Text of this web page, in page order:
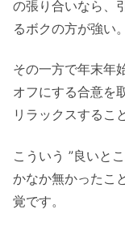
の張り合いなら、
るボクの方が強い。
その一方で年末年
オフにする合意を
リラックスするこ
こういう ”良いと
かなか無かったこ
覚です。